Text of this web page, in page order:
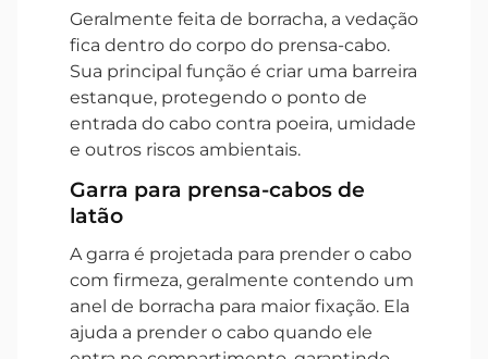
Geralmente feita de borracha, a vedação
fica dentro do corpo do prensa-cabo.
Sua principal função é criar uma barreira
estanque, protegendo o ponto de
entrada do cabo contra poeira, umidade
e outros riscos ambientais.
Garra para prensa-cabos de
latão
A garra é projetada para prender o cabo
com firmeza, geralmente contendo um
anel de borracha para maior fixação. Ela
ajuda a prender o cabo quando ele